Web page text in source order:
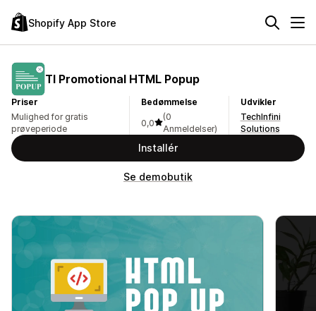
Shopify App Store
TI Promotional HTML Popup
Priser
Mulighed for gratis
prøveperiode
Bedømmelse
0,0
(0
Anmeldelser)
Udvikler
TechInfini
Solutions
Installér
Se demobutik